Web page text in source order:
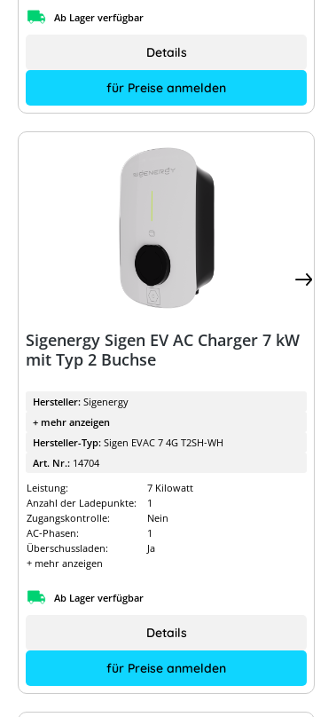
Ab Lager verfügbar
für Preise anmelden
Details
Sigenergy Sigen EV AC Charger 7 kW
mit Typ 2 Buchse
Hersteller: Sigenergy
+ mehr anzeigen
Hersteller-Typ: Sigen EVAC 7 4G T2SH-WH
Art. Nr.: 14704
Leistung:
7 Kilowatt
Anzahl der Ladepunkte:
1
Zugangskontrolle:
Nein
AC-Phasen:
1
Überschussladen:
Ja
+ mehr anzeigen
Ab Lager verfügbar
für Preise anmelden
Details